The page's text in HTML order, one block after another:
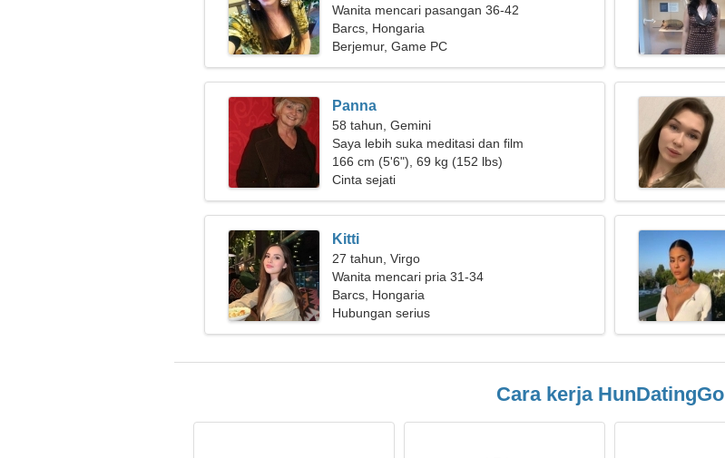
Wanita mencari pasangan 36-42
Barcs, Hongaria
Berjemur, Game PC
Panna
58 tahun, Gemini
Saya lebih suka meditasi dan film
166 cm (5'6"), 69 kg (152 lbs)
Cinta sejati
Kitti
27 tahun, Virgo
Wanita mencari pria 31-34
Barcs, Hongaria
Hubungan serius
Cara kerja HunDatingGo